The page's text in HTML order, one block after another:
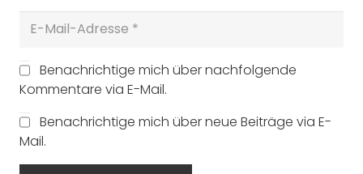
Benachrichtige mich über nachfolgende
Kommentare via E-Mail.
Benachrichtige mich über neue Beiträge via E-
Mail.